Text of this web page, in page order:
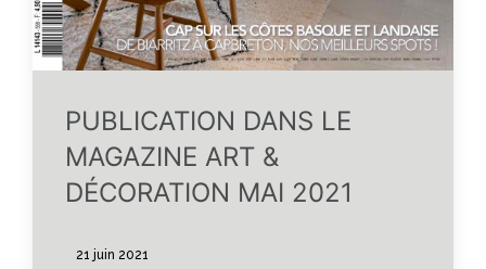
PUBLICATION DANS LE
MAGAZINE ART &
DÉCORATION MAI 2021
21 juin 2021